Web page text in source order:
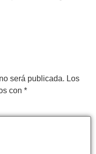
será publicada. Los
con *